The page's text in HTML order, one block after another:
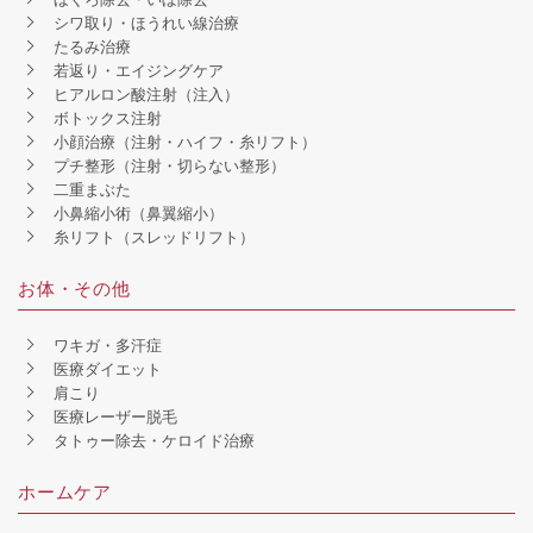
シワ取り・ほうれい線治療
たるみ治療
若返り・エイジングケア
ヒアルロン酸注射（注入）
ボトックス注射
小顔治療（注射・ハイフ・糸リフト）
プチ整形（注射・切らない整形）
二重まぶた
小鼻縮小術（鼻翼縮小）
糸リフト（スレッドリフト）
お体・その他
ワキガ・多汗症
医療ダイエット
肩こり
医療レーザー脱毛
タトゥー除去・ケロイド治療
ホームケア